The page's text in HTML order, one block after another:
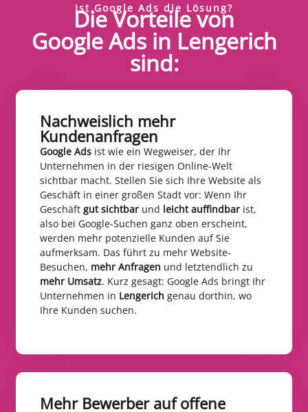
Ist Google Ads die Lösung?
Die Vorteile von
Google Ads in Lengerich
sind:
Nachweislich mehr
Kundenanfragen​
Google Ads ist wie ein Wegweiser, der Ihr
Unternehmen in der riesigen Online-Welt
sichtbar macht. Stellen Sie sich Ihre Website als
Geschäft in einer großen Stadt vor: Wenn Ihr
Geschäft gut sichtbar und leicht auffindbar ist,
also bei Google-Suchen ganz oben erscheint,
werden mehr potenzielle Kunden auf Sie
aufmerksam. Das führt zu mehr Website-
Besuchen, mehr Anfragen und letztendlich zu
mehr Umsatz. Kurz gesagt: Google Ads bringt Ihr
Unternehmen in Lengerich genau dorthin, wo
Ihre Kunden suchen.
Mehr Bewerber auf offene